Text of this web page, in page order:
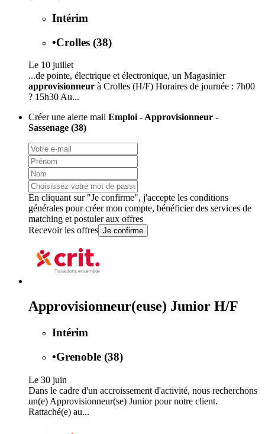
Intérim
•Crolles (38)
Le 10 juillet
...de pointe, électrique et électronique, un Magasinier
approvisionneur à Crolles (H/F) Horaires de journée : 7h00
? 15h30 Au...
Créer une alerte mail Emploi - Approvisionneur -
Sassenage (38)
En cliquant sur "Je confirme", j'accepte les conditions
générales pour créer mon compte, bénéficier des services de
matching et postuler aux offres
Recevoir les offres Je confirme
Approvisionneur(euse) Junior H/F
Intérim
•Grenoble (38)
Le 30 juin
Dans le cadre d'un accroissement d'activité, nous recherchons
un(e) Approvisionneur(se) Junior pour notre client.
Rattaché(e) au...